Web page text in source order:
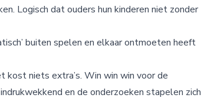
Logisch dat ouders hun kinderen niet zonder
buiten spelen en elkaar ontmoeten heeft
kost niets extra’s. Win win win voor de
en de onderzoeken stapelen zich